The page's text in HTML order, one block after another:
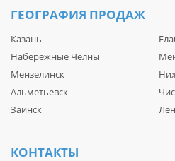
ГЕОГРАФИЯ ПРОДАЖ
Казань
Набережные Челны
Мензелинск
Альметьевск
Заинск
КОНТАКТЫ